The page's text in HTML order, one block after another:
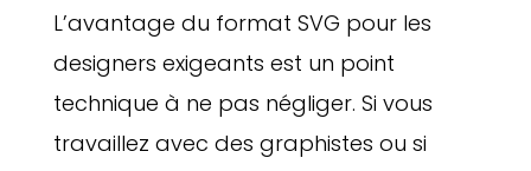
L’avantage du format SVG pour les
designers exigeants est un point
technique à ne pas négliger. Si vous
travaillez avec des graphistes ou si